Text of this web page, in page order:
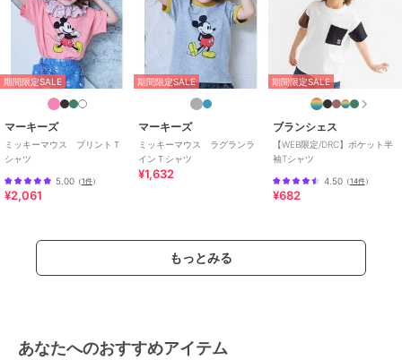
期間限定SALE
マーキーズ
ミッキーマウス プリントＴ
シャツ
5.00 （1件）
¥2,061
期間限定SALE
マーキーズ
ミッキーマウス ラグランラ
インＴシャツ
¥1,632
期間限定SALE
ブランシェス
【WEB限定/DRC】ポケット半
袖Tシャツ
4.50（14件）
¥682
もっとみる
あなたへのおすすめアイテム